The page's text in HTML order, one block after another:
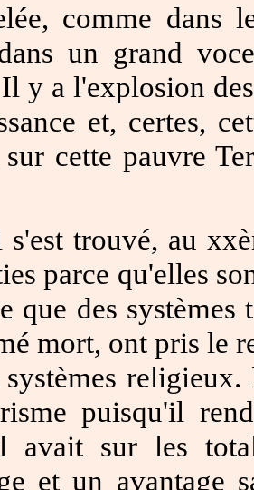
comme dans
un grand
y a l'explosion
et, certes,
sur cette pauvre
trouvé, au
parce qu'elles
que des
mort, ont pris le
systèmes
puisqu'il
avait sur les
et un avantage